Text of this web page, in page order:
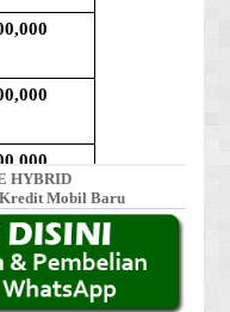
HYBRID
Mobil Baru